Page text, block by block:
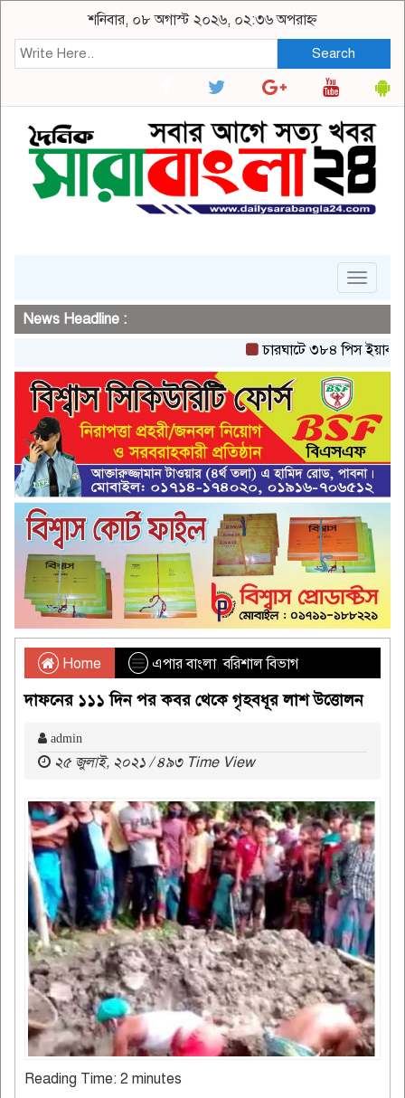
শনিবার, ০৮ অগাস্ট ২০২৬, ০২:৩৬ অপরাহ্ন
Search
Toggle
News Headline :
চারঘাটে ৩৮৪ পিস ইয়াবা ও ২০
Home এপার বাংলা,বরিশাল বিভাগ
দাফনের ১১১ দিন পর কবর থেকে গৃহবধূর লাশ উত্তোলন
admin
২৫ জুলাই, ২০২১ / ৪৯৩ Time View
Reading Time: 2 minutes